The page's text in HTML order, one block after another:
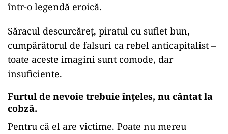
într-o legendă eroică.
Săracul descurcăreț, piratul cu suflet bun,
cumpărătorul de falsuri ca rebel anticapitalist –
toate aceste imagini sunt comode, dar
insuficiente.
Furtul de nevoie trebuie înțeles, nu cântat la
cobză.
Pentru că el are victime. Poate nu mereu